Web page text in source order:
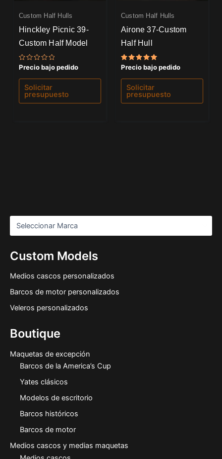
Custom Models
Medios cascos personalizados
Barcos de motor personalizados
Veleros personalizados
Boutique
Maquetas de excepción
Barcos de la America’s Cup
Yates clásicos
Modelos de escritorio
Barcos históricos
Barcos de motor
Medios cascos y medias maquetas
Custom Half Hulls
Hinckley Picnic 39-
Custom Half Model
Valorado
0
de
Precio bajo pedido
Solicitar
presupuesto
Custom Half Hulls
Airone 37-Custom
Half Hull
Valorado
5.00
de 5
Precio bajo pedido
Solicitar
presupuesto